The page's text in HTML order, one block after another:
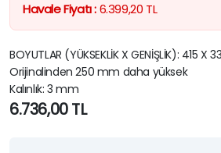
Havale Fiyatı :6.399,20 TL
BOYUTLAR (YÜKSEKLİK X GENİŞLİK): 415 X
Orijinalinden 250 mm daha yüksek
Kalınlık: 3 mm
6.736,00TL